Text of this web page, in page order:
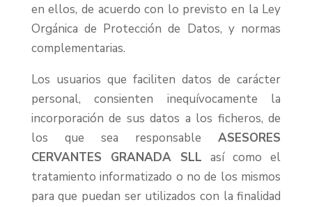
en ellos, de acuerdo con lo previsto en la Ley
Orgánica de Protección de Datos, y normas
complementarias.
Los usuarios que faciliten datos de carácter
personal, consienten inequívocamente la
incorporación de sus datos a los ficheros, de
los que sea responsableASESORES
CERVANTES GRANADA SLL así como el
tratamiento informatizado o no de los mismos
para que puedan ser utilizados con la finalidad